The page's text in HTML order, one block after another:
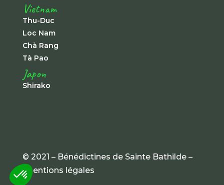
Vietnam
Thu-Duc
Loc Nam
Chà Rang
Tà Pao
Japon
Shirako
© 2021 – Bénédictines de Sainte Bathilde –
mentions légales